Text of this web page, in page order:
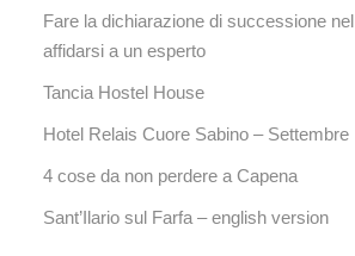
Fare la dichiarazione di successione
affidarsi a un esperto
Tancia Hostel House
Hotel Relais Cuore Sabino – Settembre
4 cose da non perdere a Capena
Sant’Ilario sul Farfa – english version